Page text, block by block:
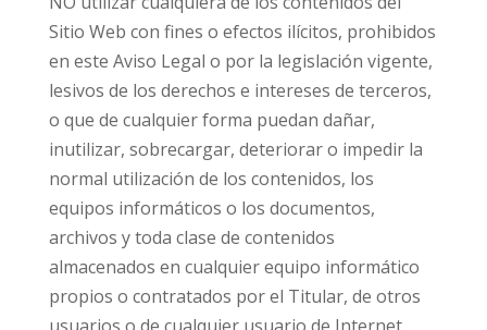
Sitio Web con fines o efectos ilícitos, prohibidos
en este Aviso Legal o por la legislación vigente,
lesivos de los derechos e intereses de terceros,
o que de cualquier forma puedan dañar,
inutilizar, sobrecargar, deteriorar o impedir la
normal utilización de los contenidos, los
equipos informáticos o los documentos,
archivos y toda clase de contenidos
almacenados en cualquier equipo informático
propios o contratados por el Titular, de otros